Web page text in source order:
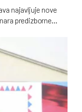
najavljuje nove
predizborne